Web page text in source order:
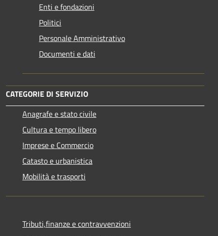
Enti e fondazioni
Politici
Personale Amministrativo
Documenti e dati
CATEGORIE DI SERVIZIO
Anagrafe e stato civile
Cultura e tempo libero
Imprese e Commercio
Catasto e urbanistica
Mobilità e trasporti
Tributi,finanze e contravvenzioni